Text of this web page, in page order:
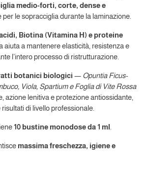
medio-forti, corte, dense e
per le sopracciglia durante la laminazione.
Biotina (Vitamina H) e proteine
aiuta a mantenere elasticità, resistenza e
l’intero processo di ristrutturazione.
botanici biologici — Opuntia Ficus-
Viola, Spartium e Foglia di Vite Rossa
azione lenitiva e protezione antiossidante,
di livello professionale.
10 bustine monodose da 1 ml
massima freschezza, igiene e